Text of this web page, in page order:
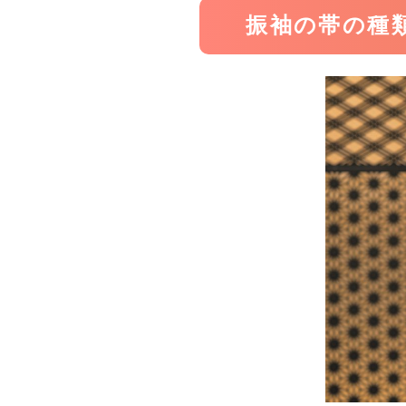
振袖の帯の種